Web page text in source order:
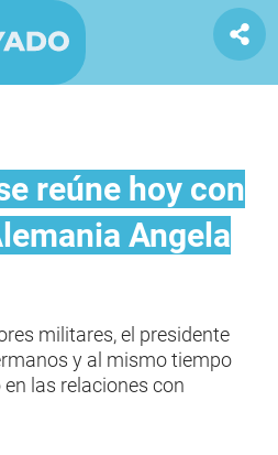
reúne hoy con
Angela
militares, el presidente
y al mismo tiempo
las relaciones con